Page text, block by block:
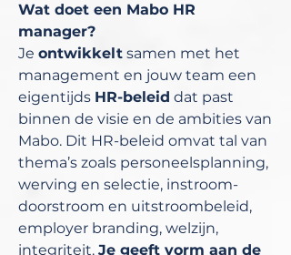
Wat doet een Mabo HR
manager?
Je ontwikkelt samen met het
management en jouw team een
eigentijds HR-beleid dat past
binnen de visie en de ambities van
Mabo. Dit HR-beleid omvat tal van
thema’s zoals personeelsplanning,
werving en selectie, instroom-
doorstroom en uitstroombeleid,
employer branding, welzijn,
integriteit. Je geeft vorm aan de